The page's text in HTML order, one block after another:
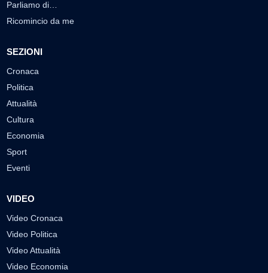
Parliamo di…
Ricomincio da me
SEZIONI
Cronaca
Politica
Attualità
Cultura
Economia
Sport
Eventi
VIDEO
Video Cronaca
Video Politica
Video Attualità
Video Economia